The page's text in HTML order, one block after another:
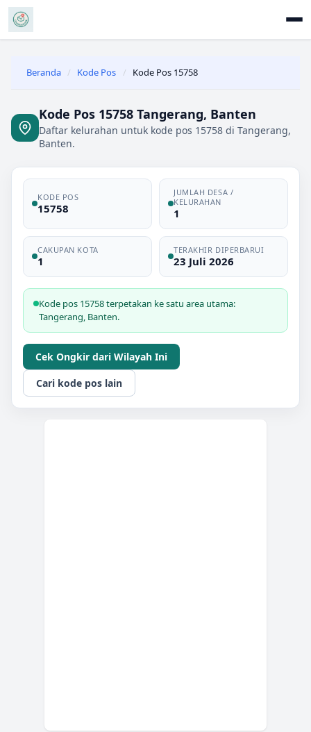
Beranda / Kode Pos / Kode Pos 15758
Kode Pos 15758 Tangerang, Banten
Daftar kelurahan untuk kode pos 15758 di Tangerang,
Banten.
KODE POS
15758
JUMLAH DESA /
KELURAHAN
1
CAKUPAN KOTA
1
TERAKHIR DIPERBARUI
23 Juli 2026
Kode pos 15758 terpetakan ke satu area utama:
Tangerang, Banten.
Cek Ongkir dari Wilayah Ini
Cari kode pos lain